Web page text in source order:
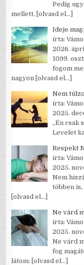
Pedig
mellett, [olvasd el…]
Ideje
írta:
2026.
1099.
fogom
nagyon [olvasd el…]
Nem
írta:
2025.
„Én csak
Levelet
Respekt
írta:
2025.
Nem
többen
[olvasd el…]
Ne várd
írta:
2025.
Ne várd
fog
látom: [olvasd el…]